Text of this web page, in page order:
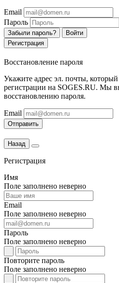
Email
Пароль
Забыли пароль?
Войти
Регистрация
Восстановление пароля
Укажите адрес эл. почты,
регистрации на SOGES.RU. Мы
восстановлению пароля.
Email
Отправить
Назад
Регистрация
Имя
Поле заполнено неверно
Email
Поле заполнено неверно
Пароль
Поле заполнено неверно
Повторите пароль
Поле заполнено неверно